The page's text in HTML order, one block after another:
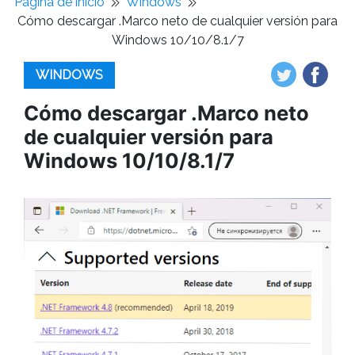
Cómo descargar .Marco neto de cualquier versión para
Windows 10/10/8.1/7
WINDOWS
Cómo descargar .Marco neto
de cualquier versión para
Windows 10/10/8.1/7